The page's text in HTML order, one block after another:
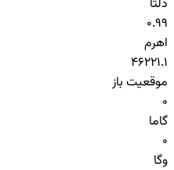
دلتا
0.99
اهرم
46221.1
موقعیت باز
0
گاما
0
وگا